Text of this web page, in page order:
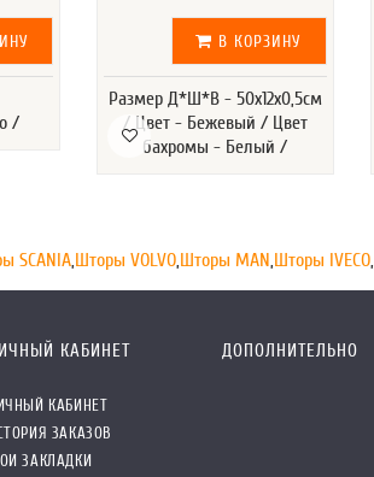
/
В КОРЗИНУ
Размер Д*Ш*В - 50х12х0,5см
/ Цвет - Бежевый / Цвет
бахромы - Белый /
SCANIA,Шторы VOLVO,Шторы MAN,Шторы IVECO,
КАБИНЕТ
КАБИНЕТ
ЗАКАЗОВ
ЗАКЛАДКИ
ДОПОЛНИТЕЛЬНО